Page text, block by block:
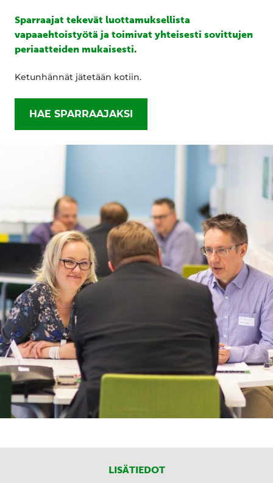
Sparraajat tekevät luottamuksellista
vapaaehtoistyötä ja toimivat yhteisesti sovittujen
periaatteiden mukaisesti.
Ketunhännät jätetään kotiin.
HAE SPARRAAJAKSI
LISÄTIEDOT